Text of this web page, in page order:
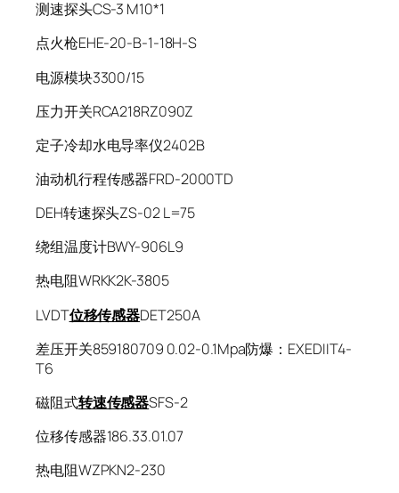
测速探头CS-3 M10*1
点火枪EHE-20-B-1-18H-S
电源模块3300/15
压力开关RCA218RZ090Z
定子冷却水电导率仪2402B
油动机行程传感器FRD-2000TD
DEH转速探头ZS-02 L=75
绕组温度计BWY-906L9
热电阻WRKK2K-3805
LVDT位移传感器DET250A
差压开关859180709 0.02-0.1Mpa防爆：EXEDIIT4-
T6
磁阻式转速传感器SFS-2
位移传感器186.33.01.07
热电阻WZPKN2-230